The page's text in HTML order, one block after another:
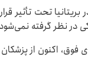
که حدود ۱۰ میلیون نفر را در
در نظر گرفته
اکنون از پزشکان